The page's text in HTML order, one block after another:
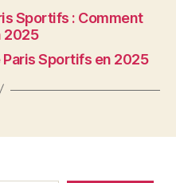
Sportifs : Comment
2025
Sportifs en 2025